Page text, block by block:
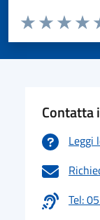
Valuta da 1 a 5
Valuta 3
Valuta 2
Valuta 1 stelle
Contatta
Leggi
Tel: